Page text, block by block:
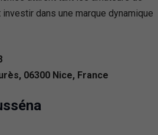
dans une marque dynamique
06300 Nice, France